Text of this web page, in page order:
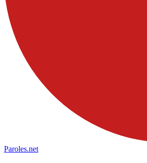
Paroles.net